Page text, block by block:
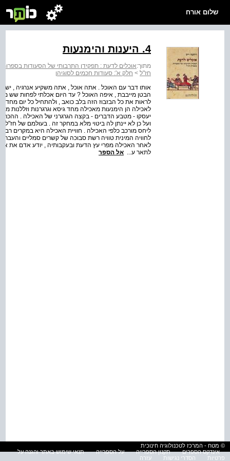
שלום אורח
4. היענות והימנעות
מתוך:אוכלים לדעת : תפקידן התרבותי של הסעודות בספרות
חז"ל > חלק א': סעודות חכמים לסוגיהן
אותו דבר עם האוכל . אתה אוכל , אתה משקיע אנרגיה , יש
הבטן מייבבת , איפה האוכל ? עד היום אכלתי לפחות שש
לראות את כל הבזבוז הזה בלב כואב , ולהתחיל כל יום מחדש .
לאכילה הן הימנעות מאכילה מחד גיסא וגרגרנות וזללנות
יעסקו - מטבע הדברים - בקצה הגרגרני של האכילה .
ועל כן לא יינתן לה ביטוי מלא במחקר זה . בעולמם של
ליחס מורכב כלפי האכילה . חוויית האכילה היא במקרים
לחוויה המינית טוויה רשת סבוכה של קשרים סמליים והעברה
לאחר האכילה מפרי עץ הדעת ובעקבותיה , יודע אדם את
לתאר ע... אל הספר
© מטח - המרכז לטכנולוגיה חינוכית
אינדקס הספרים
תקנון הספרייה על הספרייה
תנאי שימוש באתר והגנה על
פרטיות
הסדרי נגישות עזרה